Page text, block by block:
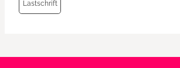
Lastschrift